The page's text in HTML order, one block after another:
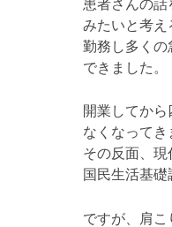
患者さんの
みたいと考え
勤務し多くの
できました。
開業してか
なくなってき
その反面、現
国民生活基
ですが、肩